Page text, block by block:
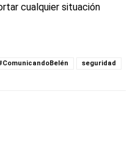
cualquier situación
seguridad